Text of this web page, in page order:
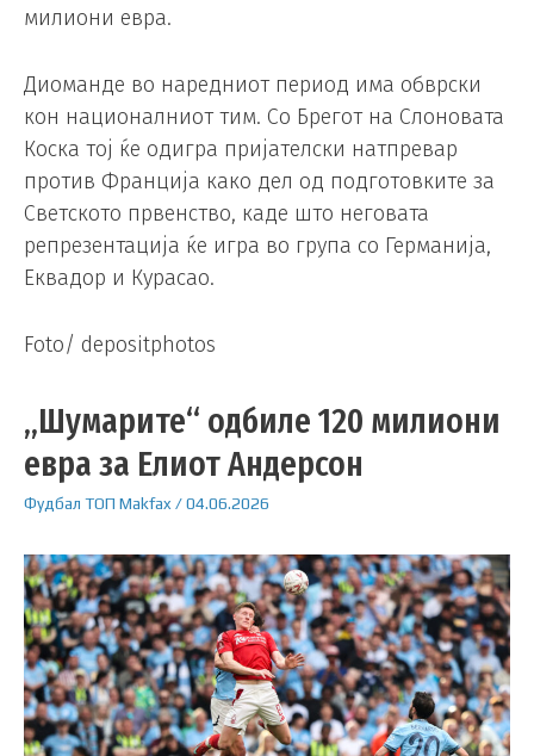
милиони евра.
Диоманде во наредниот период има обврски
кон националниот тим. Со Брегот на Слоновата
Коска тој ќе одигра пријателски натпревар
против Франција како дел од подготовките за
Светското првенство, каде што неговата
репрезентација ќе игра во група со Германија,
Еквадор и Курасао.
Foto/ depositphotos
„Шумарите“ одбиле 120 милиони
евра за Елиот Андерсон
Фудбал ТОП Makfax/04.06.2026